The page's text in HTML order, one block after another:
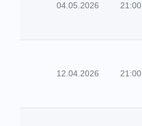
04.05.2026 21:00
12.04.2026 21:00